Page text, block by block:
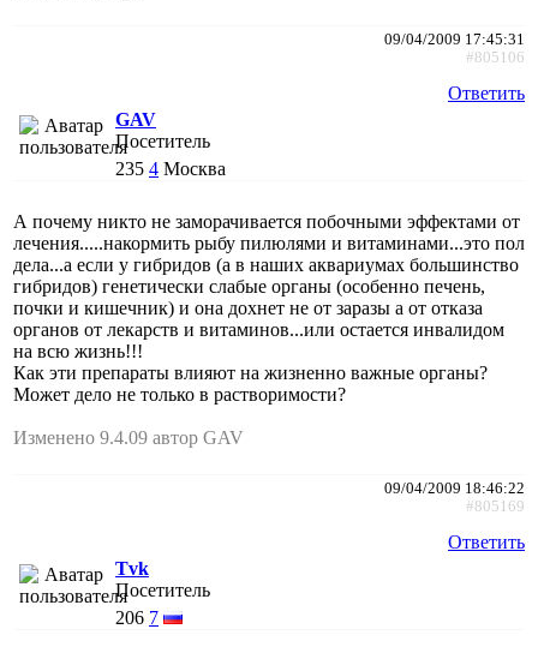
09/04/2009 17:45:31
#805106
Ответить
GAV
Посетитель
235 4 Москва
А почему никто не заморачивается побочными эффектами от
лечения.....накормить рыбу пилюлями и витаминами...это пол
дела...а если у гибридов (а в наших аквариумах большинство
гибридов) генетически слабые органы (особенно печень,
почки и кишечник) и она дохнет не от заразы а от отказа
органов от лекарств и витаминов...или остается инвалидом
на всю жизнь!!!
Как эти препараты влияют на жизненно важные органы?
Может дело не только в растворимости?
Изменено 9.4.09 автор GAV
09/04/2009 18:46:22
#805169
Ответить
Tvk
Посетитель
206 7